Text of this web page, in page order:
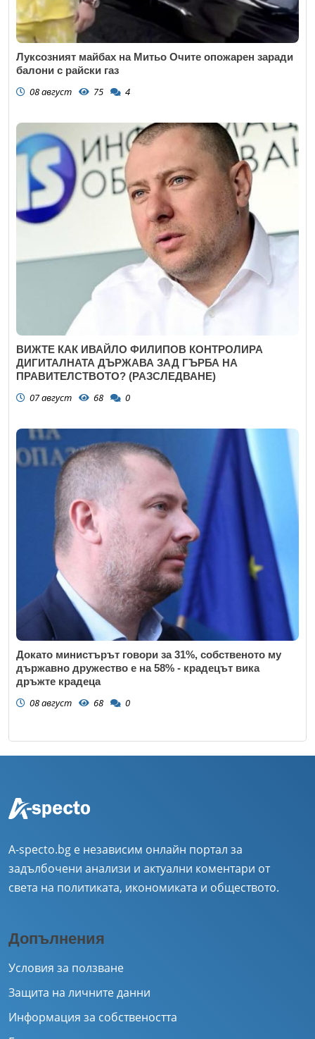
Луксозният майбах на Митьо Очите опожарен заради
балони с райски газ
08 август 75 4
ВИЖТЕ КАК ИВАЙЛО ФИЛИПОВ КОНТРОЛИРА
ДИГИТАЛНАТА ДЪРЖАВА ЗАД ГЪРБА НА
ПРАВИТЕЛСТВОТО? (РАЗСЛЕДВАНЕ)
07 август 68 0
Докато министърът говори за 31%, собственото му
държавно дружество е на 58% - крадецът вика
дръжте крадеца
08 август 68 0
A-specto.bg е независим онлайн портал за
задълбочени анализи и актуални коментари от
света на политиката, икономиката и обществото.
Допълнения
Условия за ползване
Защита на личните данни
Информация за собствеността